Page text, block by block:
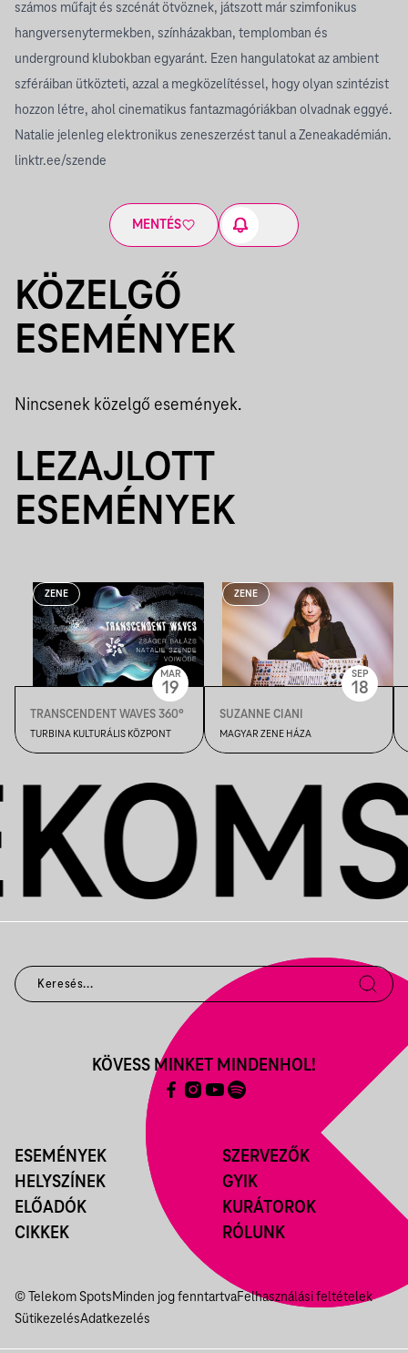
számos műfajt és szcénát ötvöznek, játszott már szimfonikus
hangversenytermekben, színházakban, templomban és
underground klubokban egyaránt. Ezen hangulatokat az ambient
szféráiban ütközteti, azzal a megközelítéssel, hogy olyan szintézist
hozzon létre, ahol cinematikus fantazmagóriákban olvadnak eggyé.
Natalie jelenleg elektronikus zeneszerzést tanul a Zeneakadémián.
linktr.ee/szende
MENTÉS
KÖZELGŐ
ESEMÉNYEK
Nincsenek közelgő események.
LEZAJLOTT
ESEMÉNYEK
ZENE
TRANSCENDENT WAVES 360°
TURBINA KULTURÁLIS KÖZPONT
MAR
19
ZENE
SUZANNE CIANI
MAGYAR ZENE HÁZA
SEP
18
ESEMÉNYEK
HELYSZÍNEK
ELŐADÓK
CIKKEK
SZERVEZŐK
GYIK
KURÁTOROK
RÓLUNK
KÖVESS MINKET MINDENHOL!
© Telekom SpotsMinden jog fenntartvaFelhasználási feltételek
SütikezelésAdatkezelés